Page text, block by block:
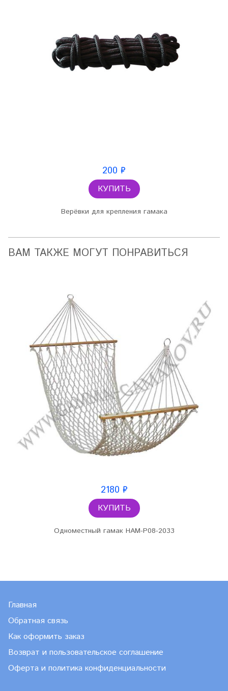
200 ₽
КУПИТЬ
Верёвки для крепления гамака
ВАМ ТАКЖЕ МОГУТ ПОНРАВИТЬСЯ
2180 ₽
КУПИТЬ
Одноместный гамак HAM-P08-2033
Главная
Обратная связь
Как оформить заказ
Возврат и пользовательское соглашение
Оферта и политика конфиденциальности